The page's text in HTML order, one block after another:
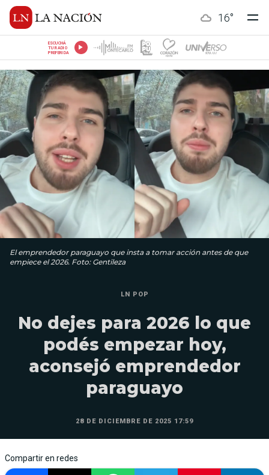
16°
ESCUCHÁ
TU RADIO
PREFERIDA
El emprendedor paraguayo que insta a tomar acción antes de que
empiece el 2026. Foto: Gentileza
LN POP
No dejes para 2026 lo que
podés empezar hoy,
aconsejó emprendedor
paraguayo
28 DE DICIEMBRE DE 2025 17:59
Compartir en redes